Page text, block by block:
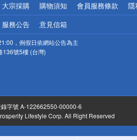
大宗採購 購物須知 會員服務條款 隱
服務公告 意見信箱
，例假日依網站公告為主
136號5樓 (台灣)
字號 A-122662550-00000-6
Lifestyle Corp. All Right Reserved